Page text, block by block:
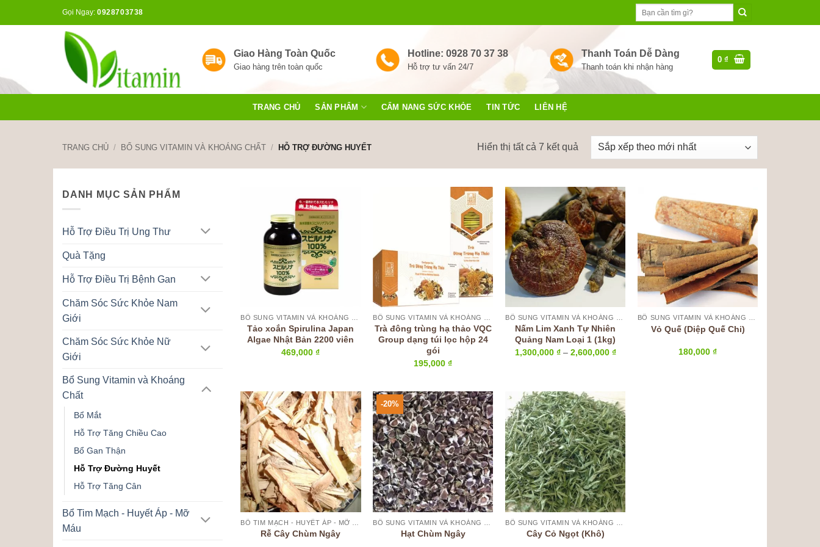
Gọi Ngay: 0928703738
kiếm:
Giao Hàng Toàn Quốc
Giao hàng trên toàn quốc
Hotline: 0928 70 37 38
Hỗ trợ tư vấn 24/7
Thanh Toán Dễ Dàng
Thanh toán khi nhận hàng
0₫
TRANG CHỦ SẢN PHẨM CẨM NANG SỨC KHỎE TIN TỨC LIÊN HỆ
TRANG CHỦ / BỔ SUNG VITAMIN VÀ KHOÁNG CHẤT / HỖ TRỢ ĐƯỜNG HUYẾT Hiển thị tất cả 7 kết quảĐã
sắp
theo
mới
nhất
DANH MỤC SẢN PHẨM
Hỗ Trợ Điều Trị Ung Thư
Quà Tặng
Hỗ Trợ Điều Trị Bệnh Gan
Chăm Sóc Sức Khỏe Nam
Giới
Chăm Sóc Sức Khỏe Nữ
Giới
Bổ Sung Vitamin và Khoáng
Chất
Bổ Mắt
Hỗ Trợ Tăng Chiều Cao
Bổ Gan Thận
Hỗ Trợ Đường Huyết
Hỗ Trợ Tăng Cân
Bổ Tim Mạch - Huyết Áp - Mỡ
Máu
Tảo xoắn Spirulina Japan
Algae Nhật Bản 2200 viên
469,000₫
Trà đông trùng hạ thảo VQC
Group dạng túi lọc hộp 24
gói
195,000₫
Nấm Lim Xanh Tự Nhiên
Quảng Nam Loại 1 (1kg)
1,300,000 ₫ – 2,600,000 ₫Khoảng
2,600,000 ₫
Vỏ Quế (Diệp Quế Chi)
180,000₫
Rễ Cây Chùm Ngây
-20%
Hạt Chùm Ngây Cây Cỏ Ngọt (Khô)